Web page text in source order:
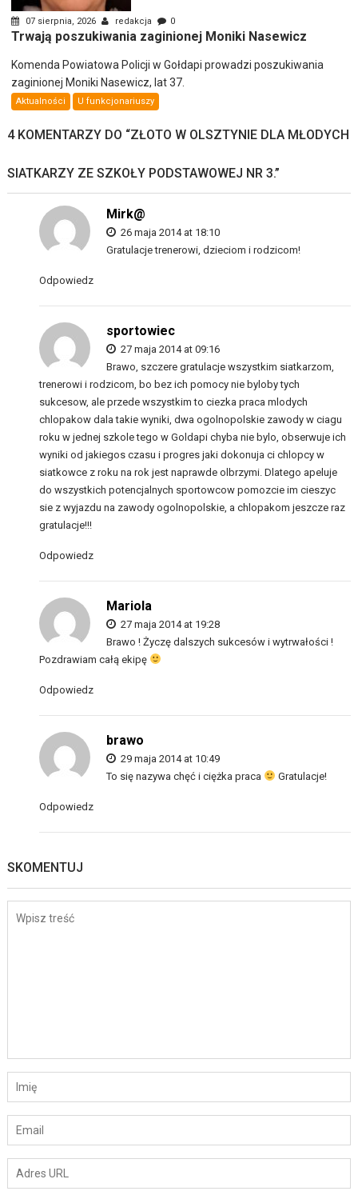
07 sierpnia, 2026 redakcja 0
Trwają poszukiwania zaginionej Moniki Nasewicz
Komenda Powiatowa Policji w Gołdapi prowadzi poszukiwania
zaginionej Moniki Nasewicz, lat 37.
Aktualności U funkcjonariuszy
4 KOMENTARZY DO “ZŁOTO W OLSZTYNIE DLA MŁODYCH
SIATKARZY ZE SZKOŁY PODSTAWOWEJ NR 3.”
Mirk@
26 maja 2014 at 18:10
Gratulacje trenerowi, dzieciom i rodzicom!
Odpowiedz
sportowiec
27 maja 2014 at 09:16
Brawo, szczere gratulacje wszystkim siatkarzom,
trenerowi i rodzicom, bo bez ich pomocy nie byloby tych
sukcesow, ale przede wszystkim to ciezka praca mlodych
chlopakow dala takie wyniki, dwa ogolnopolskie zawody w ciagu
roku w jednej szkole tego w Goldapi chyba nie bylo, obserwuje ich
wyniki od jakiegos czasu i progres jaki dokonuja ci chlopcy w
siatkowce z roku na rok jest naprawde olbrzymi. Dlatego apeluje
do wszystkich potencjalnych sportowcow pomozcie im cieszyc
sie z wyjazdu na zawody ogolnopolskie, a chlopakom jeszcze raz
gratulacje!!!
Odpowiedz
Mariola
27 maja 2014 at 19:28
Brawo ! Życzę dalszych sukcesów i wytrwałości !
Pozdrawiam całą ekipę
Odpowiedz
brawo
29 maja 2014 at 10:49
To się nazywa chęć i ciężka praca
Gratulacje!
Odpowiedz
SKOMENTUJ